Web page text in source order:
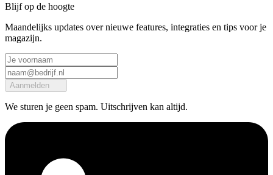
Blijf op de hoogte
Maandelijks updates over nieuwe features, integraties en tips voor je
magazijn.
Aanmelden
We sturen je geen spam. Uitschrijven kan altijd.